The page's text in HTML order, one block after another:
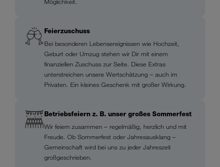
Feierzuschuss
Bei besonderen Lebensereignissen wie Hochzeit,
Geburt oder Umzug stehen wir Dir mit einem
finanziellen Zuschuss zur Seite. Diese Extras
unterstreichen unsere Wertschätzung – auch im
Privaten. Ein kleines Geschenk mit großer Wirkung.
Betriebsfeiern z. B. unser großes Sommerfest
Wir feiern zusammen – regelmäßig, herzlich und mit
Freude. Ob Sommerfest oder Jahresausklang –
Gemeinschaft wird bei uns zu jeder Jahreszeit
großgeschrieben.